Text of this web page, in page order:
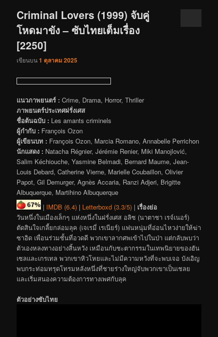
Criminal Lovers (1999) จับคู่
โหดมาขัง – ซับไทยเต็มเรื่อง
[2250]
เขียนบน1 ตุลาคม 2025
แนวภาพยนตร์ : Crime, Drama, Horror, Thriller
ภาพยนตร์ประเทศฝรั่งเศส
ชื่อต้นฉบับ : Les amants criminels
ผู้กำกับ : François Ozon
ผู้เขียนบท : François Ozon, Marcia Romano, Annabelle Perrichon
นักแสดง : Natacha Régnier, Jérémie Renier, Miki Manojlović,
Salim Kéchiouche, Yasmine Belmadi, Bernard Maume, Jean-
Louis Debard, Catherine Vierne, Marielle Coubaillon, Olivier
Papot, Gil Demurger, Agnès Accaria, Ranzi Adjeri, Brigitte
Albuquerque, Martihino Albuquerque
| IMDB (6.4)| Letterboxd (3.3/5)| เรื่องย่อ
วันหนึ่งในเมืองเล็กๆ แห่งหนึ่งในฝรั่งเศส อลิซ (นาตาชา เรจ์เนอร์)
ตัดสินใจเกลี้ยกล่อมลุค (เจเรมี่ เรเนียร์) แฟนหนุ่มที่อ่อนไหวง่ายให้ฆ่า
ซาอิด เพื่อนร่วมชั้นที่อวดดี พวกเขาลากศพเข้าไปในป่า แต่กลับพบว่า
ตัวเองหลงทางอย่างสิ้นหวัง เหมือนกับชะตากรรมในเทพนิยายของฮัน
เซลและเกรเทล พวกเขาหิวโหยและไม่มีความหวังที่จะพบเจอ บังเอิญ
พบกระท่อมทรุดโทรมหลังหนึ่งที่ชายร่างใหญ่จับพวกเขาเป็นเชลย
และเริ่มสนองความต้องการทางเพศกับลุค
ตัวอย่างซับไทย